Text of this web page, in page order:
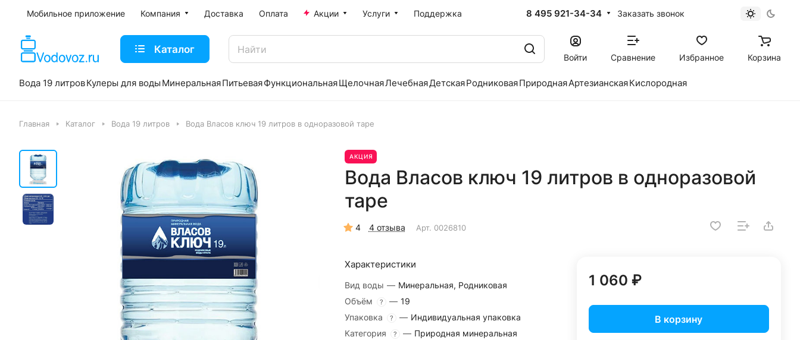
Мобильное приложение Компания Доставка Оплата Акции Услуги Поддержка 8 495 921-34-34 Заказать звонок
Каталог
Войти Сравнение Избранное Корзина
Вода 19 литровКулеры для воды МинеральнаяПитьеваяФункциональнаяЩелочнаяЛечебнаяДетскаяРодниковаяПрироднаяАртезианскаяКислородная
Главная Каталог Вода 19 литров Вода Власов ключ 19 литров в одноразовой таре
АКЦИЯ
Вода Власов ключ 19 литров в одноразовой
таре
4 4 отзыва Арт. 0026810
Характеристики
Вид воды — Минеральная, Родниковая
Объём
? — 19
Упаковка
? — Индивидуальная упаковка
Категория
? — Природная минеральная
1 060 ₽
В корзину